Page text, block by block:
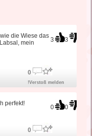
3 3
die Wiese das
mein
0
!Verstoß melden
0 0
perfekt!
0